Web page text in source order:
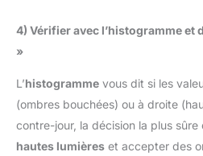
4) Vérifier avec l’histogramme et
»
L’histogramme vous dit si les
(ombres bouchées) ou à droite
contre-jour, la décision la plus sûre
hautes lumières et accepter des